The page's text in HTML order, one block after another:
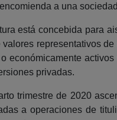
a una
está concebida para
representativos
económicamente
privadas.
trimestre de 2020
a operaciones de